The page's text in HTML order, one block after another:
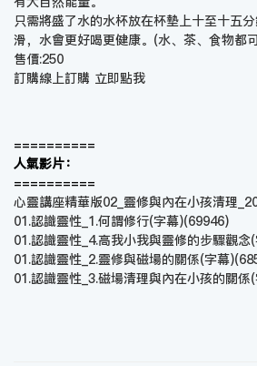
只需將盛了水的水杯放在杯墊上十至十五
滑，水會更好喝更健康。(水、茶、食物都
售價:250
訂購線上訂購 立即點我
==========
人氣影片：
==========
心靈講座精華版02_靈修與內在小孩清理
01.認識靈性_1.何謂修行(字幕)(69946)
01.認識靈性_4.高我小我與靈修的步驟觀念
01.認識靈性_2.靈修與磁場的關係(字幕)
01.認識靈性_3.磁場清理與內在小孩的關係